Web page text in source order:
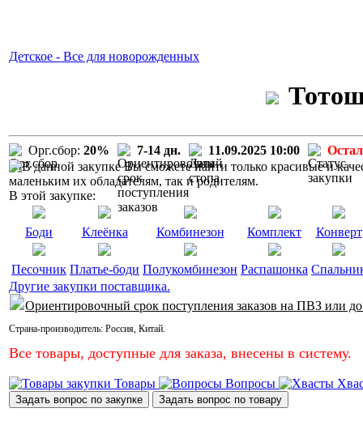
Детское - Все для новорожденных
Орг.сбор: 20% 7-14 дн. 11.09.2025 10:00
В данной закупке Вы сможете найти только красивые и
маленьким их обладателям, так и родителям.
В этой закупке:
Боди Клеёнка Комбинезон Комплект Конверт
Песочник Платье-боди Полукомбинезон Распашонка
Другие закупки поставщика.
Ориентировочный срок поступления заказов на ПВЗ или
Страна-производитель: Россия, Китай.
Все товары, доступные для заказа, внесены в систему.
Товары Вопросы
Задать вопрос по закупке Задать вопрос по товару